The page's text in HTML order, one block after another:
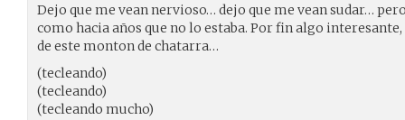
Dejo que me vean nervioso… dejo que me vean sudar…
como hacia años que no lo estaba. Por fin algo
de este monton de chatarra…
(tecleando)
(tecleando)
(tecleando mucho)